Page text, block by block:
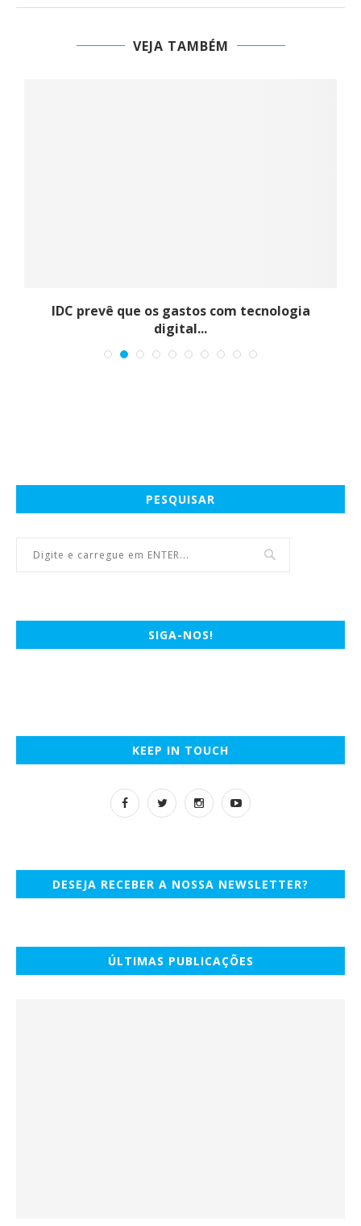
VEJA TAMBÉM
IDC prevê que os gastos com tecnologia
digital...
PESQUISAR
SIGA-NOS!
KEEP IN TOUCH
DESEJA RECEBER A NOSSA NEWSLETTER?
ÚLTIMAS PUBLICAÇÕES